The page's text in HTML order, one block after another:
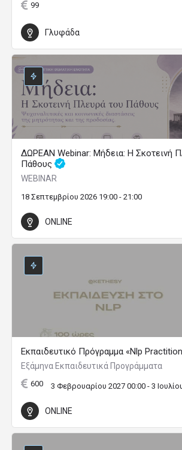
99
Γλυφάδα
ΔΩΡΕΑΝ Webinar: Μήδεια: Η Σκοτεινή
Πάθους
WEBINAR
18 Σεπτεμβρίου 2026 19:00 - 21:00
ONLINE
Εκπαιδευτικό Πρόγραμμα «Nlp
Εξάμηνα Εκπαιδευτικά Προγράμματα
600 3 Φεβρουαρίου 2027 00:00 - 3
ONLINE